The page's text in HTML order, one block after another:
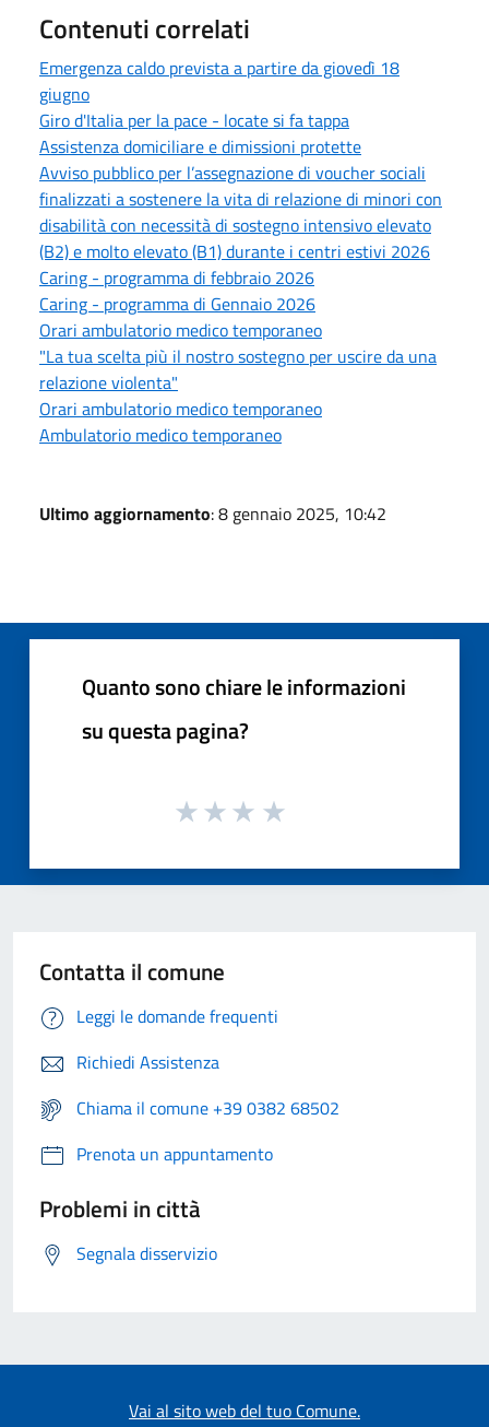
Contenuti correlati
Emergenza caldo prevista a partire da giovedì 18
giugno
Giro d'Italia per la pace - locate si fa tappa
Assistenza domiciliare e dimissioni protette
Avviso pubblico per l’assegnazione di voucher sociali
finalizzati a sostenere la vita di relazione di minori con
disabilità con necessità di sostegno intensivo elevato
(B2) e molto elevato (B1) durante i centri estivi 2026
Caring - programma di febbraio 2026
Caring - programma di Gennaio 2026
Orari ambulatorio medico temporaneo
"La tua scelta più il nostro sostegno per uscire da una
relazione violenta"
Orari ambulatorio medico temporaneo
Ambulatorio medico temporaneo
Ultimo aggiornamento: 8 gennaio 2025, 10:42
Quanto sono chiare le informazioni
su questa pagina?
Contatta il comune
Leggi le domande frequenti
Richiedi Assistenza
Chiama il comune +39 0382 68502
Prenota un appuntamento
Problemi in città
Segnala disservizio
Vai al sito web del tuo Comune.